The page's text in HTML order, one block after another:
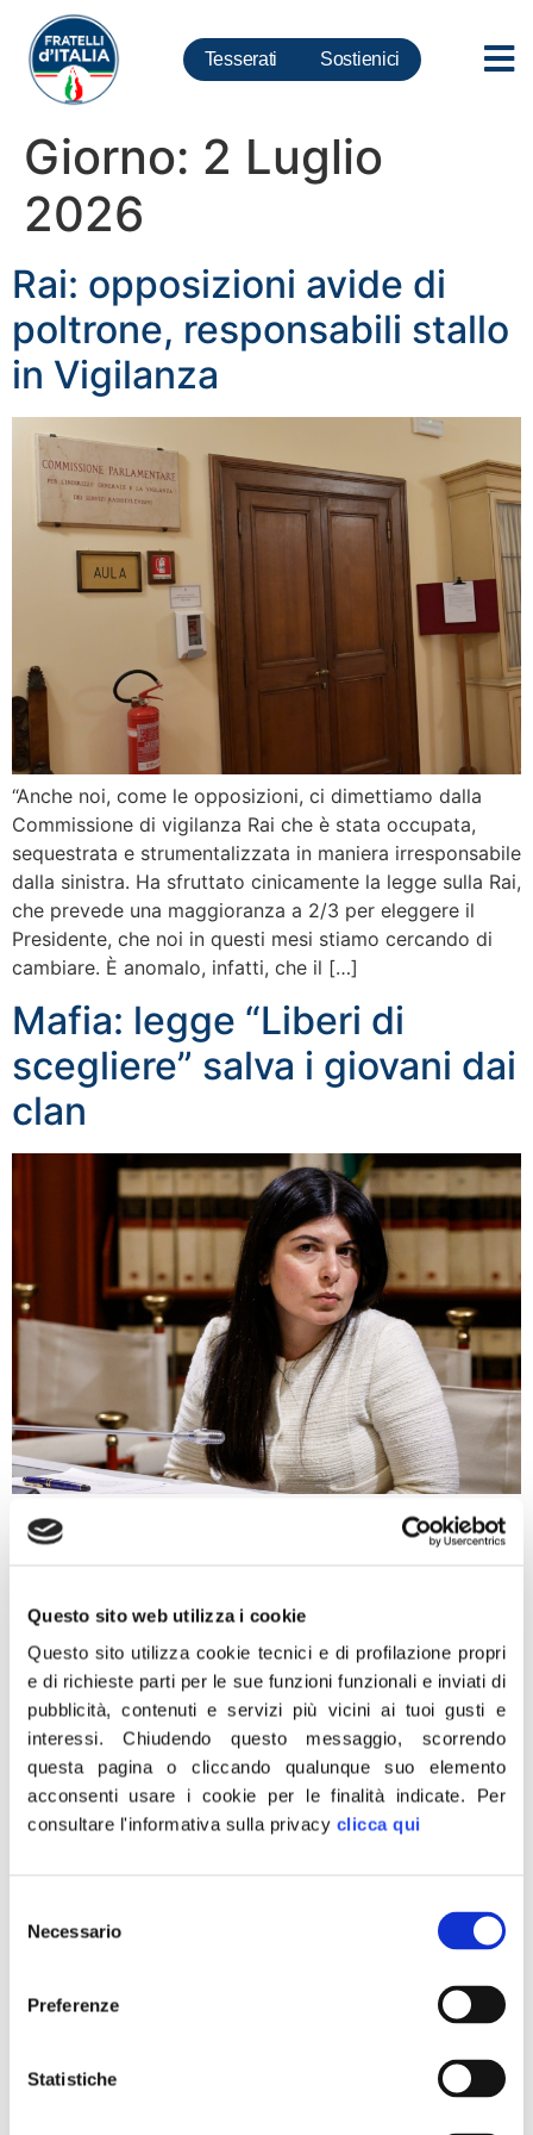
Questo sito web utilizza i cookie
Questo sito utilizza cookie tecnici e di profilazione propri
e di richieste parti per le sue funzioni funzionali e inviati di
pubblicità, contenuti e servizi più vicini ai tuoi gusti e
interessi.Chiudendo questo messaggio, scorrendo
questa pagina o cliccando qualunque suo elemento
acconsenti usare i cookie per le finalità indicate. Per
consultare l'informativa sulla privacy clicca qui
delNecessario
Preferenze
Statistiche
Tesserati Sostienici
Giorno: 2 Luglio
2026
Rai: opposizioni avide di
poltrone, responsabili stallo
in Vigilanza
“Anche noi, come le opposizioni, ci dimettiamo dalla
Commissione di vigilanza Rai che è stata occupata,
sequestrata e strumentalizzata in maniera irresponsabile
dalla sinistra. Ha sfruttato cinicamente la legge sulla Rai,
che prevede una maggioranza a 2/3 per eleggere il
Presidente, che noi in questi mesi stiamo cercando di
cambiare. È anomalo, infatti, che il […]
Mafia: legge “Liberi di
scegliere” salva i giovani dai
clan
’Liberi di scegliere’ è una legge con la quale si imprime
un ulteriore e decisivo passo nella lotta contro il crimine
contesti di criminalità organizzata che segna una pagina
significativa contro la mafia e che rappresenta il segno
[…]
Welfare: Piano nazionale
risponde a nuove fragilità